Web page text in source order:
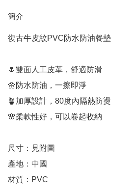
簡介
復古牛皮紋PVC防水防油餐墊
🌷雙面人工皮革，舒適防滑
🌼防水防油，一擦即淨
🪴加厚設計，80度內隔熱防燙
🌸柔軟性好，可以卷起收納
尺寸：見附圖
產地：中國
材質：PVC